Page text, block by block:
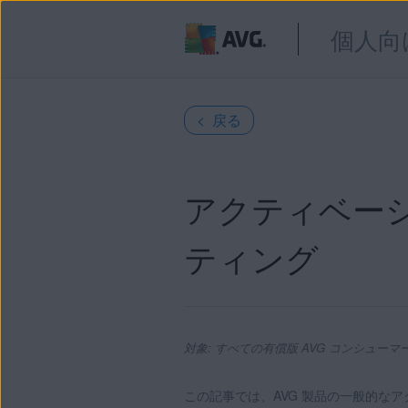
個人
< 戻る
アクティベー
ティング
対象: すべての有償版 AVG コンシューマ
この記事では、AVG 製品の一般的な